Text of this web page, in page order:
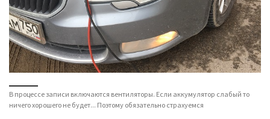
В процессе записи включаются вентиляторы. Если аккумулятор слабый то
ничего хорошего не будет... Поэтому обязательно страхуемся